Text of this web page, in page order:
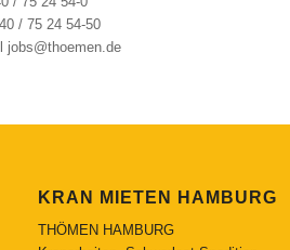
/ 75 24 54-50
jobs@thoemen.de
KRAN MIETEN HAMBURG
THÖMEN HAMBURG